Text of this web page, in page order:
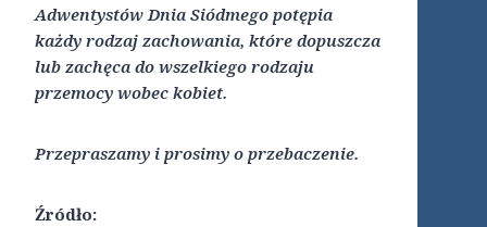
Adwentystów Dnia Siódmego potępia
każdy rodzaj zachowania, które dopuszcza
lub zachęca do wszelkiego rodzaju
przemocy wobec kobiet.
Przepraszamy i prosimy o przebaczenie.
Źródło: